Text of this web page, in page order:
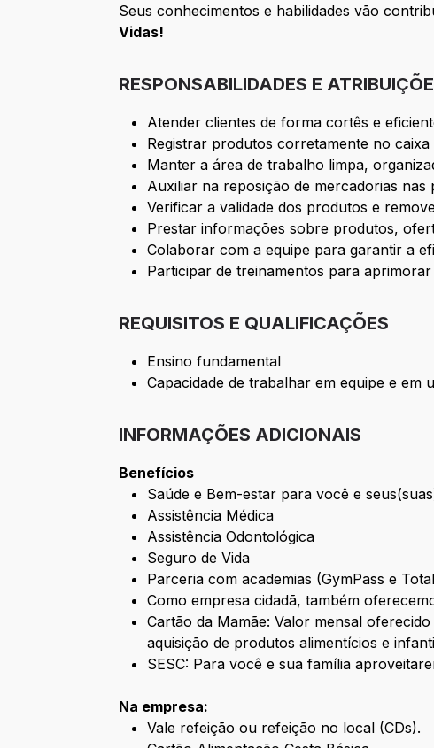
Seus conhecimentos e habilidades vão
Vidas!
RESPONSABILIDADES E
Atender clientes de forma cortês e
Registrar produtos corretamente no
Manter a área de trabalho limpa,
Auxiliar na reposição de mercadorias nas
Verificar a validade dos produtos e
Prestar informações sobre produtos,
Colaborar com a equipe para garantir a
Participar de treinamentos para
REQUISITOS E QUALIFICAÇÕES
Ensino fundamental
Capacidade de trabalhar em equipe e em
INFORMAÇÕES ADICIONAIS
Benefícios
Saúde e Bem-estar para você e
Assistência Médica
Assistência Odontológica
Seguro de Vida
Parceria com academias (GymPass e
Como empresa cidadã, também
Cartão da Mamãe: Valor mensal
aquisição de produtos alimentícios e
SESC: Para você e sua família
Na empresa:
Vale refeição ou refeição no local (CDs).